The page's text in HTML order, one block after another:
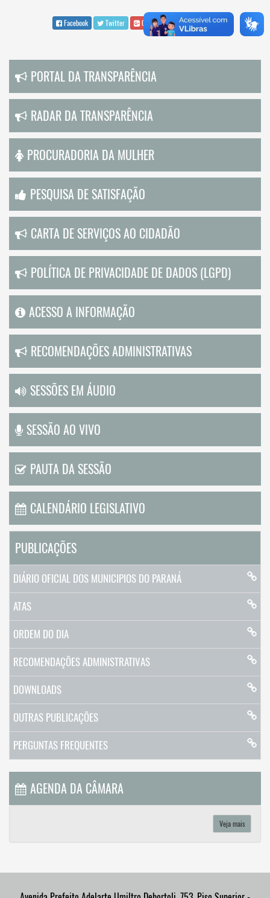
Facebook Twitter Google Plus WhatsApp
PORTAL DA TRANSPARÊNCIA
RADAR DA TRANSPARÊNCIA
PROCURADORIA DA MULHER
PESQUISA DE SATISFAÇÃO
CARTA DE SERVIÇOS AO CIDADÃO
POLÍTICA DE PRIVACIDADE DE DADOS (LGPD)
ACESSO A INFORMAÇÃO
RECOMENDAÇÕES ADMINISTRATIVAS
SESSÕES EM ÁUDIO
SESSÃO AO VIVO
PAUTA DA SESSÃO
CALENDÁRIO LEGISLATIVO
PUBLICAÇÕES
DIÁRIO OFICIAL DOS MUNICIPIOS DO PARANÁ
ATAS
ORDEM DO DIA
RECOMENDAÇÕES ADMINISTRATIVAS
DOWNLOADS
OUTRAS PUBLICAÇÕES
PERGUNTAS FREQUENTES
AGENDA DA CÂMARA
Veja mais